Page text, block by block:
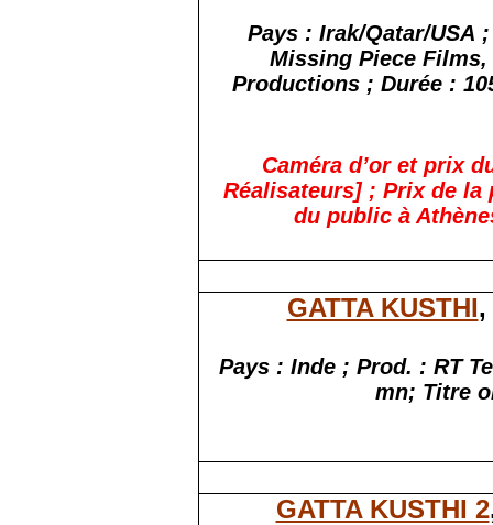
Pays : Irak/Qatar/USA
Missing Piece
Productions ; Durée :
Caméra d’or et prix
Réalisateurs] ; Prix de
du public à
GATTA KUSTHI,
Pays : Inde ; Prod. : RT
mn; Titre
GATTA KUSTHI 2